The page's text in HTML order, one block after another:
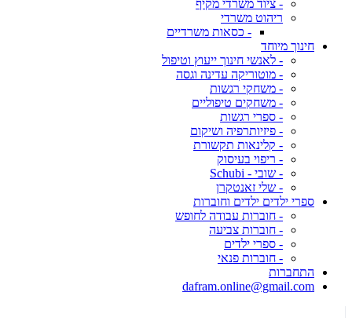
- ציוד משרדי מקיף
ריהוט משרדי
- כסאות משרדיים
חינוך מיוחד
- לאנשי חינוך ייעוץ וטיפול
- מוטוריקה עדינה וגסה
- משחקי רגשות
- משחקים טיפוליים
- ספרי רגשות
- פיזיותרפיה ושיקום
- קלינאות תקשורת
- ריפוי בעיסוק
- שובי - Schubi
- שלי זאנטקרן
ספרי ילדים ילדים וחוברות
- חוברות עבודה לחופש
- חוברות צביעה
- ספרי ילדים
- חוברות פנאי
התחברות
dafram.online@gmail.com